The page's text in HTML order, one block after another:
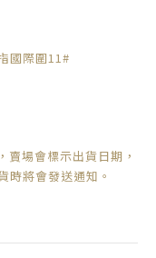
國際圍11#
場會標示出貨日期，
將會發送通知。